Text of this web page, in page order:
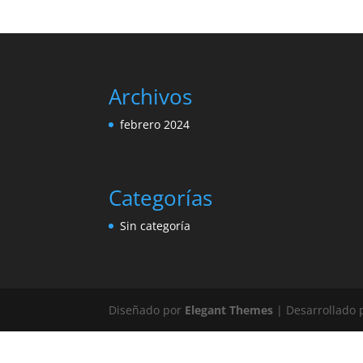
Archivos
febrero 2024
Categorías
Sin categoría
Diseñado por Elegant Themes | Desarrollado